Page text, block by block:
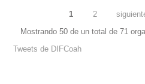
PÁGINAS
1 2
Mostrando 50 de un total de 71
Tweets de DIFCoah